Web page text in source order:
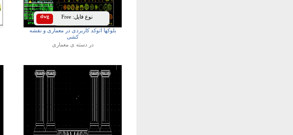
dwg نوع فایل: Free
بلوکها اتوکد کاربردی در معماری و نقشه
کشی
در دسته ی معماری